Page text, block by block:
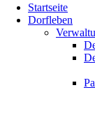
oben
scrollen
Startseite
Dorfleben